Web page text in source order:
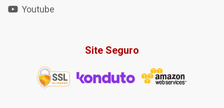
Youtube
Site Seguro